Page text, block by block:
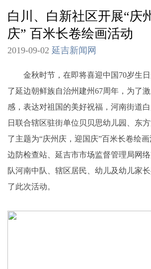
白川、白新社区开展“庆
庆” 百米长卷绘画活动
2019-09-02 延吉新闻网
金秋时节，在即将喜迎中国70岁生日
了延边朝鲜族自治州建州67周年，为了
感，表达对祖国的美好祝福，河南街道
日联合辖区驻街单位贝贝思幼儿园、东
了主题为“庆州庆，迎国庆”百米长卷绘
边防检查站、延吉市市场监督管理局网
队河南中队、辖区居民、幼儿及幼儿家
了此次活动。